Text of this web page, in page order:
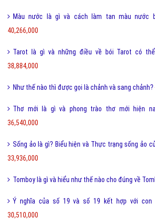
Màu nước là gì và cách làm tan màu nước
40,266,000
Tarot là gì và những điều về bói Tarot có
38,884,000
Như thế nào thì được gọi là chảnh và sang chảnh?
Thơ mới là gì và phong trào thơ mới hiện
36,540,000
Sống ảo là gì? Biểu hiện và Thực trạng sống ảo
33,936,000
Tomboy là gì và hiểu như thế nào cho đúng về
Ý nghĩa của số 19 và số 19 kết hợp với con
30,510,000